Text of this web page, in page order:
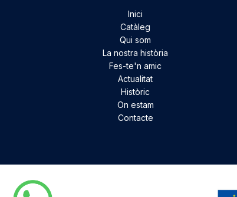
Inici
Catàleg
Qui som
La nostra història
Fes-te'n amic
Actualitat
Històric
On estam
Contacte